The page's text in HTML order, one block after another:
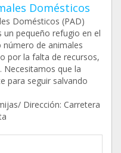
Domésticos
Domésticos (PAD)
pequeño refugio en el
de animales
por la falta de recursos,
Necesitamos que la
para seguir salvando
Dirección: Carretera